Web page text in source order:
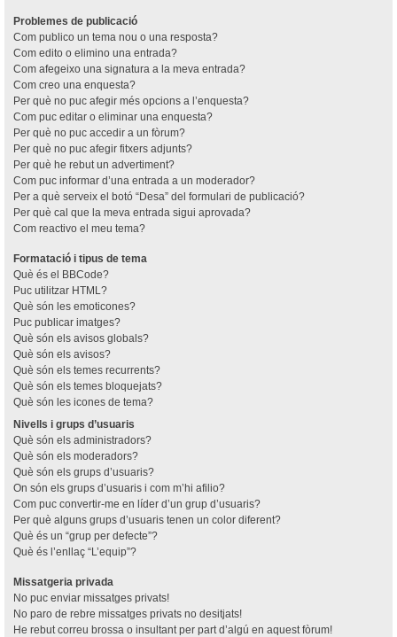
Problemes de publicació
Com publico un tema nou o una resposta?
Com edito o elimino una entrada?
Com afegeixo una signatura a la meva entrada?
Com creo una enquesta?
Per què no puc afegir més opcions a l’enquesta?
Com puc editar o eliminar una enquesta?
Per què no puc accedir a un fòrum?
Per què no puc afegir fitxers adjunts?
Per què he rebut un advertiment?
Com puc informar d’una entrada a un moderador?
Per a què serveix el botó “Desa” del formulari de publicació?
Per què cal que la meva entrada sigui aprovada?
Com reactivo el meu tema?
Formatació i tipus de tema
Què és el BBCode?
Puc utilitzar HTML?
Què són les emoticones?
Puc publicar imatges?
Què són els avisos globals?
Què són els avisos?
Què són els temes recurrents?
Què són els temes bloquejats?
Què són les icones de tema?
Nivells i grups d’usuaris
Què són els administradors?
Què són els moderadors?
Què són els grups d’usuaris?
On són els grups d’usuaris i com m’hi afilio?
Com puc convertir-me en líder d’un grup d’usuaris?
Per què alguns grups d’usuaris tenen un color diferent?
Què és un “grup per defecte”?
Què és l’enllaç “L’equip”?
Missatgeria privada
No puc enviar missatges privats!
No paro de rebre missatges privats no desitjats!
He rebut correu brossa o insultant per part d’algú en aquest fòrum!